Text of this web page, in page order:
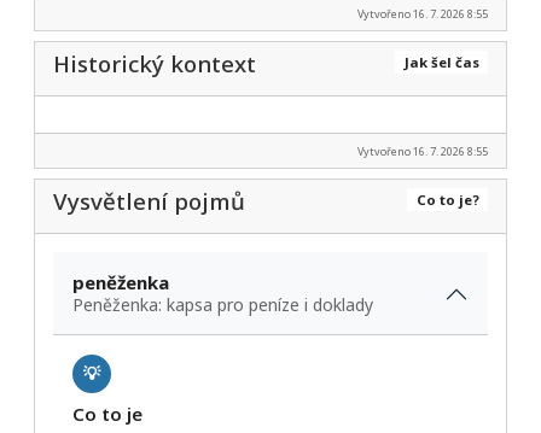
Vytvořeno 16. 7. 2026 8:55
Jak šel čas
Historický kontext
Vytvořeno 16. 7. 2026 8:55
Co to je?
Vysvětlení pojmů
peněženka
Peněženka: kapsa pro peníze i doklady
💡
Co to je